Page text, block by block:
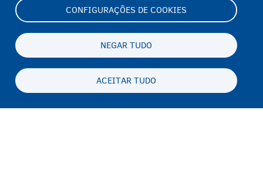
CONFIGURAÇÕES DE COOKIES
NEGAR TUDO
ACEITAR TUDO
Footer
(menu)
Cookie Settings
Privacidade e aviso legal
PT-BR
Persistent
menu